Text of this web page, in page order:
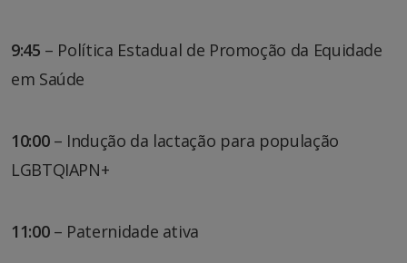
9:45 – Política Estadual de Promoção da Equidade
em Saúde
10:00– Indução da lactação para população
LGBTQIAPN+
11:00– Paternidade ativa